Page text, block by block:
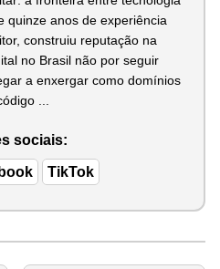
quinze anos de experiência
construiu reputação na
no Brasil não por seguir
a enxergar como domínios
...
sociais:
TikTok